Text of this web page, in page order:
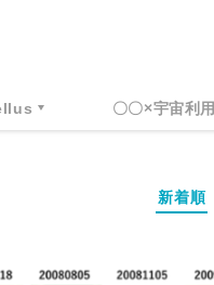
〇〇×宇宙利用
新着順